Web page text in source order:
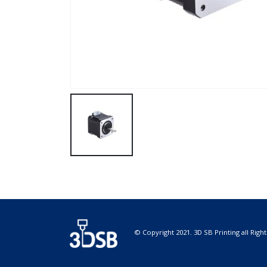
© Copyright 2021. 3D SB Printing all